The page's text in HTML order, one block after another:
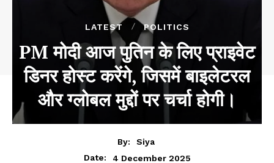
LATEST POLITICS
PM मोदी आज पुतिन के लिए प्राइवेट
डिनर होस्ट करेंगे, जिसमें बाइलेटरल
और ग्लोबल मुद्दों पर चर्चा होगी।
By:
Siya
Date:
4 December 2025